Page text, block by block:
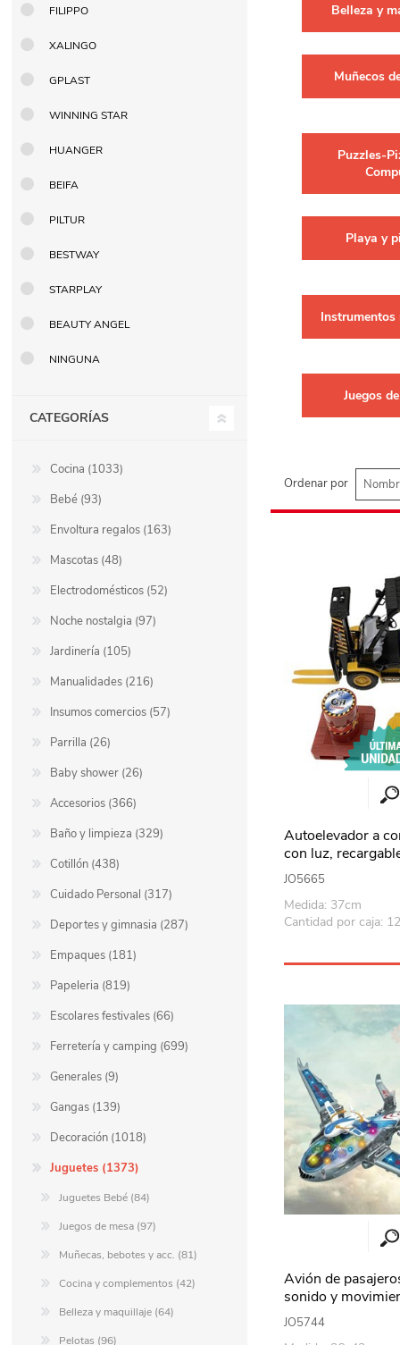
Berlina Air
BERLINA GLASS
Berlina Home Muebles
Beauty Angel
Belleza y
Muñecos
Puzzles-
Playa y
Instrumentos
Juegos
Ordenar por
Autoelevador a
con luz,
caja
JO5665
Medida: 37cm
Cantidad por caja: 12
Avión de
sonido y
caja
JO5744
FILIPPO
XALINGO
GPLAST
WINNING STAR
HUANGER
BEIFA
PILTUR
BESTWAY
STARPLAY
BEAUTY ANGEL
NINGUNA
CATEGORÍAS
Cocina (1033)
Bebé (93)
Envoltura regalos (163)
Mascotas (48)
Electrodomésticos (52)
Noche nostalgia (97)
Jardinería (105)
Manualidades (216)
Insumos comercios (57)
Parrilla (26)
Baby shower (26)
Accesorios (366)
Baño y limpieza (329)
Cotillón (438)
Cuidado Personal (317)
Deportes y gimnasia (287)
Empaques (181)
Papeleria (819)
Escolares festivales (66)
Ferretería y camping (699)
Generales (9)
Gangas (139)
Decoración (1018)
Juguetes (1373)
Juguetes Bebé (84)
Juegos de mesa (97)
Muñecas, bebotes y acc. (81)
Cocina y complementos (42)
Belleza y maquillaje (64)
Pelotas (96)